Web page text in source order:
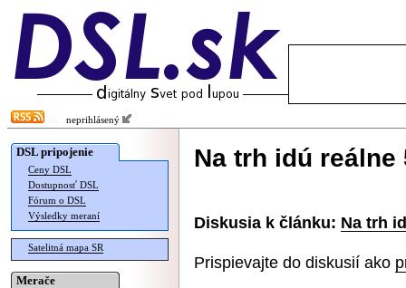
neprihlásený
DSL pripojenie
Ceny DSL
Dostupnosť DSL
Fórum o DSL
Výsledky meraní
Satelitná mapa SR
Merače
Na trh idú reálne
Diskusia k článku: Na trh
Prispievajte do diskusií ako